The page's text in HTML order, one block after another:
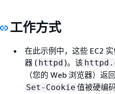
工作方式
在此示例中，这些 EC2
器 ( httpd )。该
（您的 Web 浏览器）返
Set-Cookie 值被硬编码